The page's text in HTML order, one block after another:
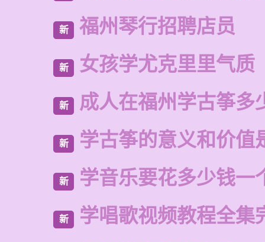
新 福州琴行招聘店员
新 女孩学尤克里里气质
新 成人在福州学古筝多
新 学古筝的意义和价值
新 学音乐要花多少钱一
新 学唱歌视频教程全集